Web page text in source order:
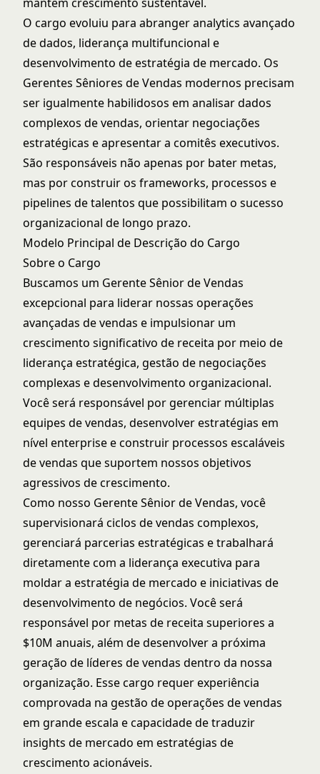
O cargo evoluiu para abranger analytics avançado
de dados, liderança multifuncional e
desenvolvimento de estratégia de mercado. Os
Gerentes Sêniores de Vendas modernos precisam
ser igualmente habilidosos em analisar dados
complexos de vendas, orientar negociações
estratégicas e apresentar a comitês executivos.
São responsáveis não apenas por bater metas,
mas por construir os frameworks, processos e
pipelines de talentos que possibilitam o sucesso
organizacional de longo prazo.
Modelo Principal de Descrição do Cargo
Sobre o Cargo
Buscamos um Gerente Sênior de Vendas
excepcional para liderar nossas operações
avançadas de vendas e impulsionar um
crescimento significativo de receita por meio de
liderança estratégica, gestão de negociações
complexas e desenvolvimento organizacional.
Você será responsável por gerenciar múltiplas
equipes de vendas, desenvolver estratégias em
nível enterprise e construir processos escaláveis
de vendas que suportem nossos objetivos
agressivos de crescimento.
Como nosso Gerente Sênior de Vendas, você
supervisionará ciclos de vendas complexos,
gerenciará parcerias estratégicas e trabalhará
diretamente com a liderança executiva para
moldar a estratégia de mercado e iniciativas de
desenvolvimento de negócios. Você será
responsável por metas de receita superiores a
$10M anuais, além de desenvolver a próxima
geração de líderes de vendas dentro da nossa
organização. Esse cargo requer experiência
comprovada na gestão de operações de vendas
em grande escala e capacidade de traduzir
insights de mercado em estratégias de
crescimento acionáveis.